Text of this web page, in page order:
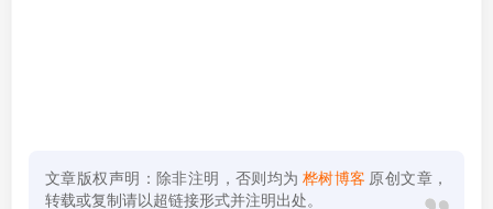
文章版权声明：除非注明，否则均为 桦树博客 原创文章，
转载或复制请以超链接形式并注明出处。